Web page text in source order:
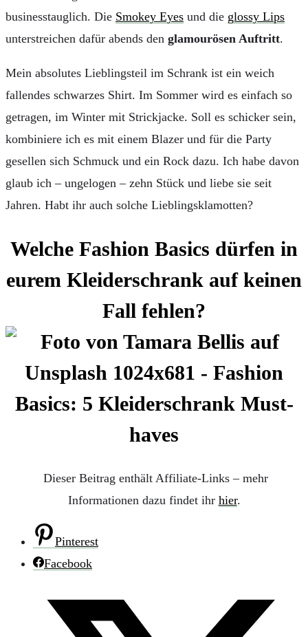
businesstauglich. Die Smokey Eyes und die glossy Lips
unterstreichen dafür abends den glamourösen Auftritt.
Mein absolutes Lieblingsteil im Schrank ist ein weich
fallendes schwarzes Shirt. Im Sommer wird es einfach so
getragen, im Winter mit Strickjacke. Soll es schicker sein,
kombiniere ich es mit einem Blazer und für die Party
gesellen sich Schmuck und ein Rock dazu. Ich habe davon
glaub ich – ungelogen – zehn Stück und liebe sie seit
Jahren. Habt ihr auch solche Lieblingsklamotten?
Welche Fashion Basics dürfen in
eurem Kleiderschrank auf keinen
Fall fehlen?
Dieser Beitrag enthält Affiliate-Links – mehr
Informationen dazu findet ihr hier.
Pinterest
Facebook